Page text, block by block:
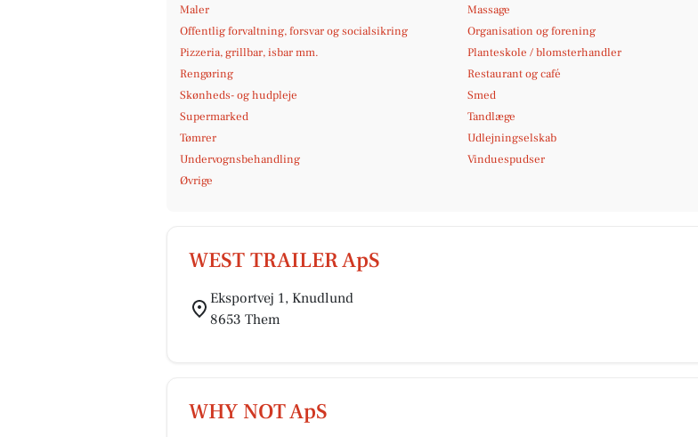
Maler
Massage
Offentlig forvaltning, forsvar og socialsikring
Organisation og forening
Pizzeria, grillbar, isbar mm.
Planteskole / blomsterhandler
Rengøring
Restaurant og café
Skønheds- og hudpleje
Smed
Supermarked
Tandlæge
Tømrer
Udlejningselskab
Undervognsbehandling
Vinduespudser
Øvrige
WEST TRAILER ApS
Eksportvej 1, Knudlund
8653 Them
WHY NOT ApS